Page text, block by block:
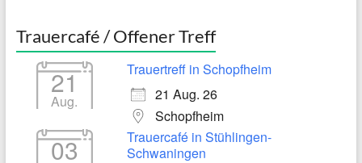
Trauercafé / Offener Treff
21
Aug.
Trauertreff in Schopfheim
21 Aug. 26
Schopfheim
03
Trauercafé in Stühlingen-
Schwaningen